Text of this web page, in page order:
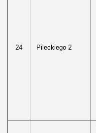
24 Pileckiego 2